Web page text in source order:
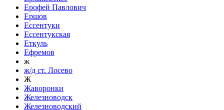
Ерофей Павлович
Ершов
Ессентуки
Ессентукская
Еткуль
Ефремов
ж
ж/д ст. Лосево
Ж
Жаворонки
Железноводск
Железноводский